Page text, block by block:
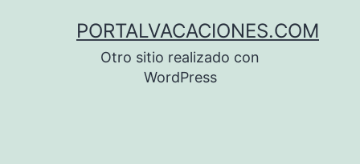
PORTALVACACIONES.COM
Otro sitio realizado con
WordPress